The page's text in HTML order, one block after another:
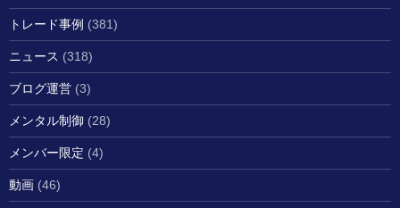
トレード事例 (381)
ニュース (318)
ブログ運営 (3)
メンタル制御 (28)
メンバー限定 (4)
動画 (46)